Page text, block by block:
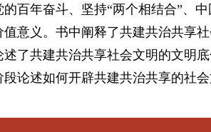
的百年奋斗、坚持“两个相结合”、
值意义。书中阐释了共建共治共享
述了共建共治共享社会文明的文明
段论述如何开辟共建共治共享的社会